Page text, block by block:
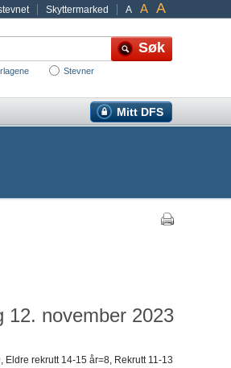
A A A
Skyttermarked
Stevner
Mitt DFS
12. november 2023
rekrutt 14-15 år=8, Rekrutt 11-13